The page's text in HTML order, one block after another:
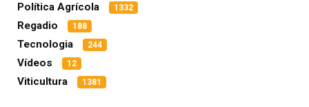
Política Agrícola 1332
Regadio 188
Tecnologia 244
Vídeos 12
Viticultura 1381